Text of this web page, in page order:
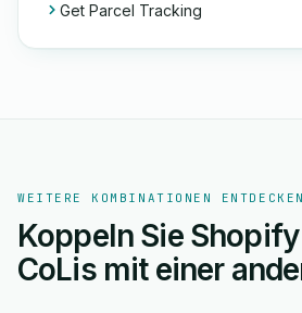
Get Parcel Tracking
WEITERE KOMBINATIONEN ENTDECKEN
Koppeln Sie
CoLis mit einer